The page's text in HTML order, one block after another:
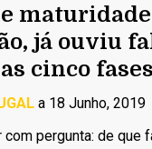
já ouviu
cinco fases
a 18 Junho, 2019
pergunta: de que